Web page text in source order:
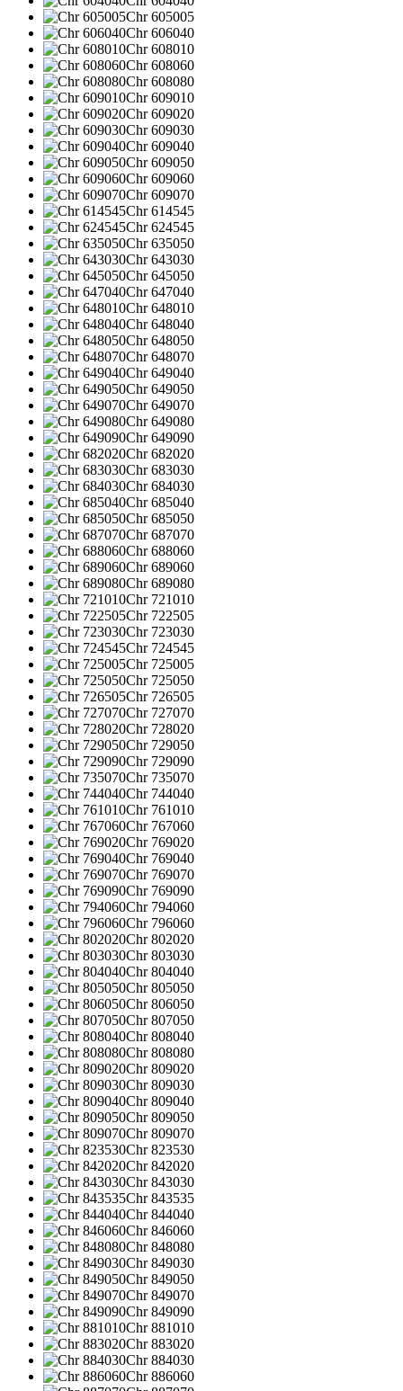
Chr 605005
Chr 606040
Chr 608010
Chr 608060
Chr 608080
Chr 609010
Chr 609020
Chr 609030
Chr 609040
Chr 609050
Chr 609060
Chr 609070
Chr 614545
Chr 624545
Chr 635050
Chr 643030
Chr 645050
Chr 647040
Chr 648010
Chr 648040
Chr 648050
Chr 648070
Chr 649040
Chr 649050
Chr 649070
Chr 649080
Chr 649090
Chr 682020
Chr 683030
Chr 684030
Chr 685040
Chr 685050
Chr 687070
Chr 688060
Chr 689060
Chr 689080
Chr 721010
Chr 722505
Chr 723030
Chr 724545
Chr 725005
Chr 725050
Chr 726505
Chr 727070
Chr 728020
Chr 729050
Chr 729090
Chr 735070
Chr 744040
Chr 761010
Chr 767060
Chr 769020
Chr 769040
Chr 769070
Chr 769090
Chr 794060
Chr 796060
Chr 802020
Chr 803030
Chr 804040
Chr 805050
Chr 806050
Chr 807050
Chr 808040
Chr 808080
Chr 809020
Chr 809030
Chr 809040
Chr 809050
Chr 809070
Chr 823530
Chr 842020
Chr 843030
Chr 843535
Chr 844040
Chr 846060
Chr 848080
Chr 849030
Chr 849050
Chr 849070
Chr 849090
Chr 881010
Chr 883020
Chr 884030
Chr 886060